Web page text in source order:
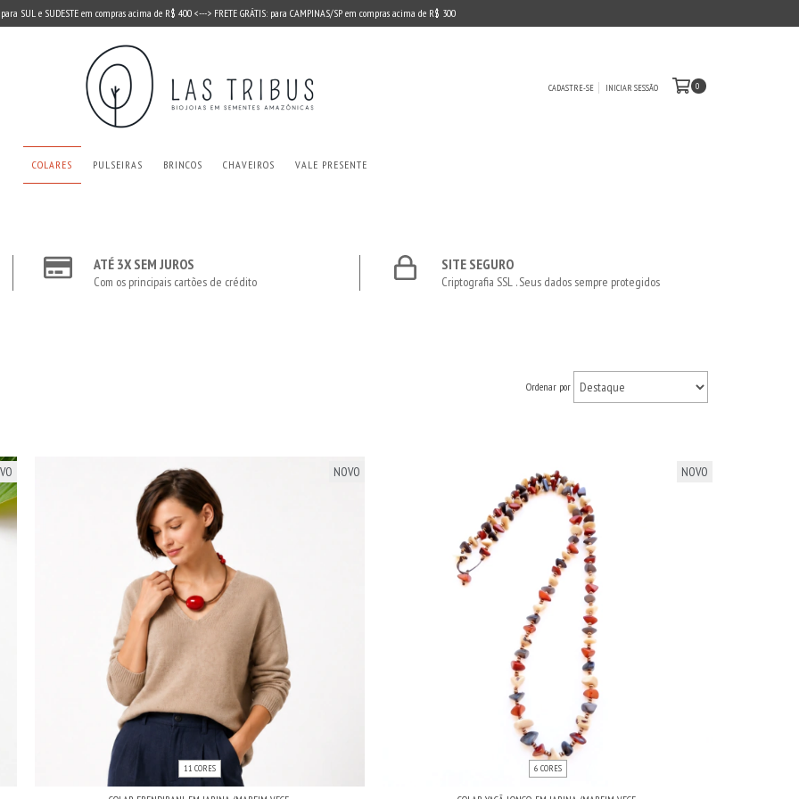
para SUL e SUDESTE em compras acima de R$ 400 <---> FRETE GRÁTIS: para CAMPINAS/SP em compras acima de R$ 300
CADASTRE-SE INICIAR SESSÃO 0
COLARES PULSEIRAS BRINCOS CHAVEIROS VALE PRESENTE
ATÉ 3X SEM JUROS
Com os principais cartões de crédito
SITE SEGURO
Criptografia SSL . Seus dados sempre protegidos
Ordenar por
NOVO
11 CORES
NOVO
6 CORES